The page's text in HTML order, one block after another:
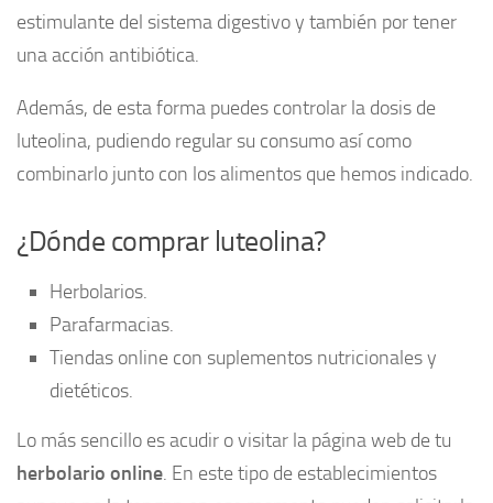
estimulante del sistema digestivo y también por tener
una acción antibiótica.
Además, de esta forma puedes controlar la dosis de
luteolina, pudiendo regular su consumo así como
combinarlo junto con los alimentos que hemos indicado.
¿Dónde comprar luteolina?
Herbolarios.
Parafarmacias.
Tiendas online con suplementos nutricionales y
dietéticos.
Lo más sencillo es acudir o visitar la página web de tu
herbolario online. En este tipo de establecimientos